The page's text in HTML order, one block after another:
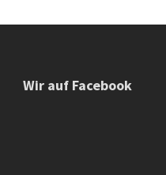
Wir auf Facebook